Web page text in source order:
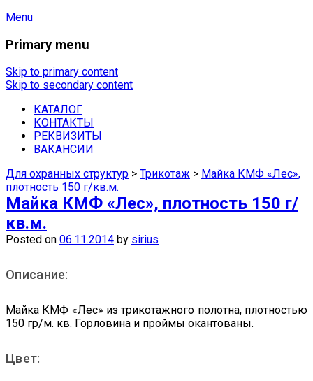
Menu
Спецодежда в Самаре —
магазины Сириус
Купить спецодежду, спецобувь,
средства защиты недорого можно в
наших магазинах в Самаре.
Primary menu
Skip to primary content
Skip to secondary content
КАТАЛОГ
КОНТАКТЫ
РЕКВИЗИТЫ
ВАКАНСИИ
Для охранных структур > Трикотаж > Майка КМФ «Лес»,
плотность 150 г/кв.м.
Майка КМФ «Лес», плотность 150 г/
кв.м.
Posted on 06.11.2014 by sirius
Описание:
Майка КМФ «Лес» из трикотажного полотна, плотностью
150 гр/м. кв. Горловина и проймы окантованы.
Цвет: